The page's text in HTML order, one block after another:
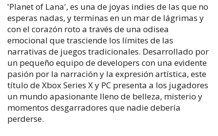
'Planet of Lana', es una de joyas indies de las que no
esperas nadas, y terminas en un mar de lágrimas y
con el corazón roto a través de una odisea
emocional que trasciende los límites de las
narrativas de juegos tradicionales. Desarrollado por
un pequeño equipo de developers con una evidente
pasión por la narración y la expresión artística, este
título de Xbox Series X y PC presenta a los jugadores
un mundo apasionante lleno de belleza, misterio y
momentos desgarradores que nadie debería
perderse.